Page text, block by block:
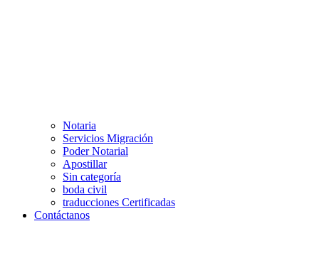
Notaria
Servicios Migración
Poder Notarial
Apostillar
Sin categoría
boda civil
traducciones Certificadas
Contáctanos